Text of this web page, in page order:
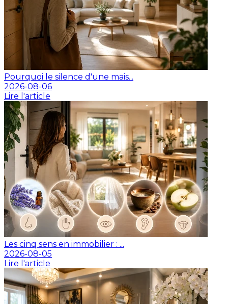
Pourquoi le silence d'une mais...
2026-08-06
Lire l'article
Les cinq sens en immobilier : ...
2026-08-05
Lire l'article